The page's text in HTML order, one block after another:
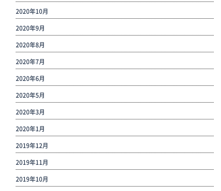
2020年10月
2020年9月
2020年8月
2020年7月
2020年6月
2020年5月
2020年3月
2020年1月
2019年12月
2019年11月
2019年10月